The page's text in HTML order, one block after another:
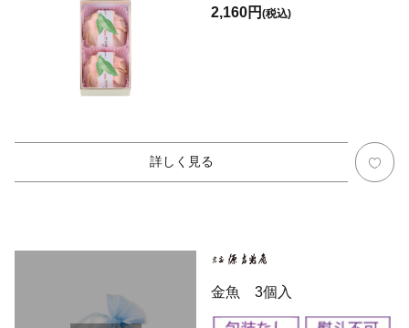
2,160円(税込)
詳しく見る
金魚 3個入